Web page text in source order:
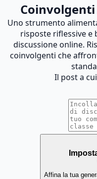
Uno strumento
risposte riflessive
discussione online.
coinvolgenti che
Il post a
Affina la tua